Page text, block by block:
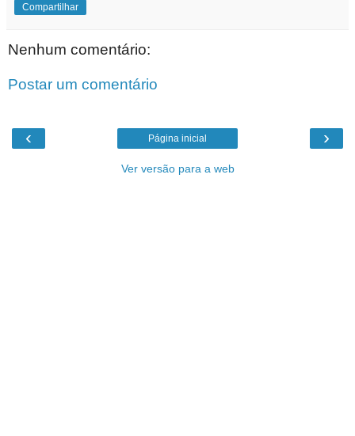
Compartilhar
Nenhum comentário:
Postar um comentário
‹ ›
Página inicial
Ver versão para a web